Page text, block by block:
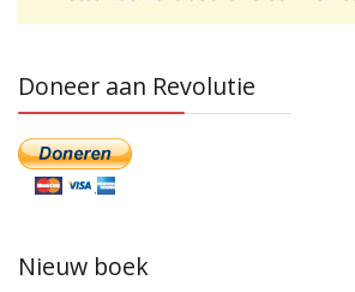
Doneer aan Revolutie
Nieuw boek